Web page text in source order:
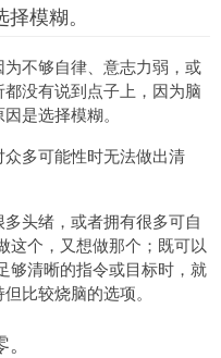
模糊。
不够自律、意志力弱，或
没有说到点子上，因为脑
是选择模糊。
多可能性时无法做出清
头绪，或者拥有很多可自
这个，又想做那个；既可以
够清晰的指令或目标时，就
比较烧脑的选项。